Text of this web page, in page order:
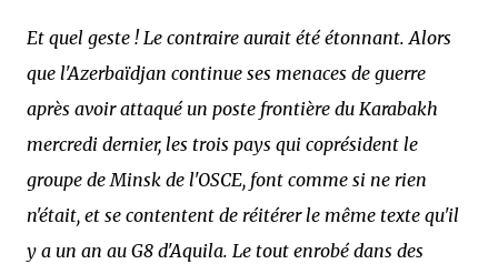
Et quel geste ! Le contraire aurait été étonnant. Alors
que l'Azerbaïdjan continue ses menaces de guerre
après avoir attaqué un poste frontière du Karabakh
mercredi dernier, les trois pays qui coprésident le
groupe de Minsk de l'OSCE, font comme si ne rien
n'était, et se contentent de réitérer le même texte qu'il
y a un an au G8 d'Aquila. Le tout enrobé dans des